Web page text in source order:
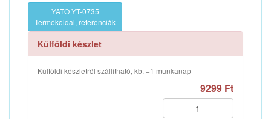
YATO YT-0735
Termékoldal, referenciák
Külföldi készlet
Külföldi készletről szállítható, kb. +1 munkanap
9299 Ft